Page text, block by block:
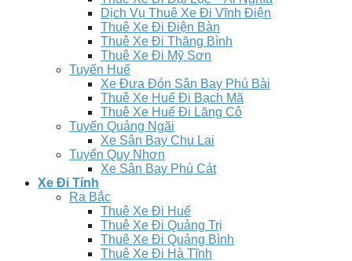
Dịch Vụ Thuê Xe Đi Vĩnh Điện
Thuê Xe Đi Điện Bàn
Thuê Xe Đi Thăng Bình
Thuê Xe Đi Mỹ Sơn
Tuyến Huế
Xe Đưa Đón Sân Bay Phú Bài
Thuê Xe Huế Đi Bạch Mã
Thuê Xe Huế Đi Lăng Cô
Tuyến Quảng Ngãi
Xe Sân Bay Chu Lai
Tuyến Quy Nhơn
Xe Sân Bay Phù Cát
Xe Đi Tỉnh
Ra Bắc
Thuê Xe Đi Huế
Thuê Xe Đi Quảng Trị
Thuê Xe Đi Quảng Bình
Thuê Xe Đi Hà Tĩnh